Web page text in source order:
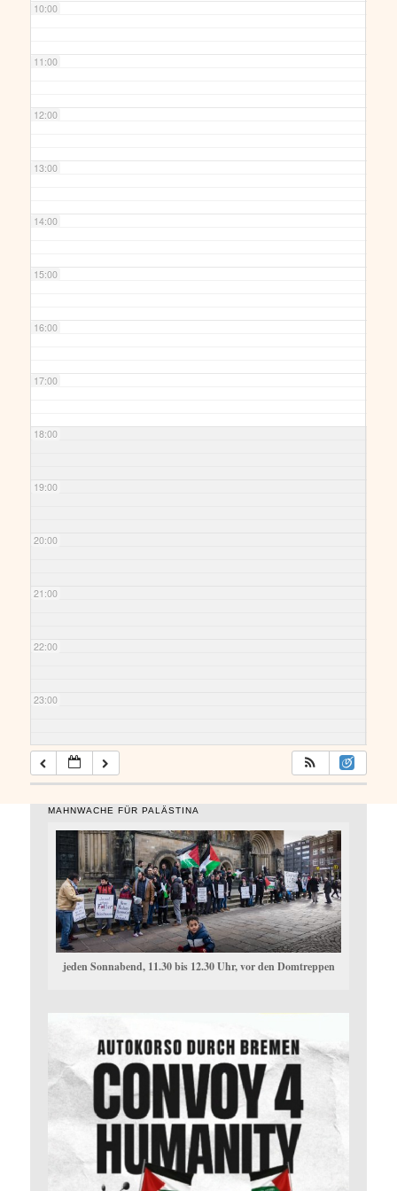
10:00
11:00
12:00
13:00
14:00
15:00
16:00
17:00
18:00
19:00
20:00
21:00
22:00
23:00
MAHNWACHE FÜR PALÄSTINA
jeden Sonnabend, 11.30 bis 12.30 Uhr, vor den Domtreppen